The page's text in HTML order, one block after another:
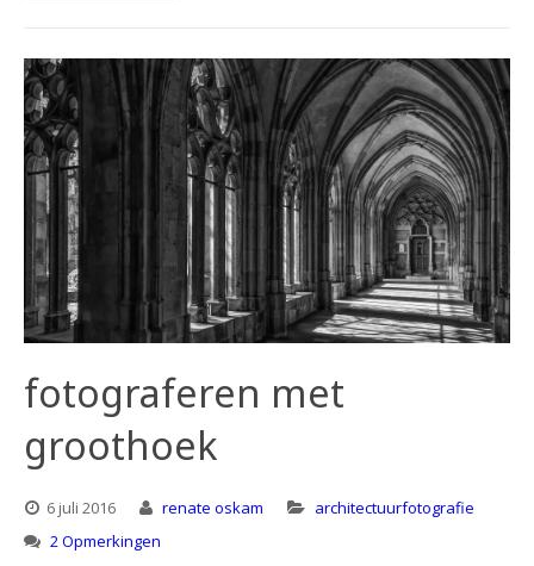
fotograferen met
groothoek
6 juli 2016 renate oskam
architectuurfotografie
2 Opmerkingen